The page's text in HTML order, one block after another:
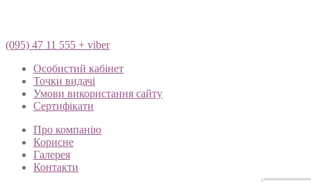
(095) 47 11 555 + viber
Особистий кабінет
Точки видачі
Умови використання сайту
Сертифікати
Про компанію
Корисне
Галерея
Контакти